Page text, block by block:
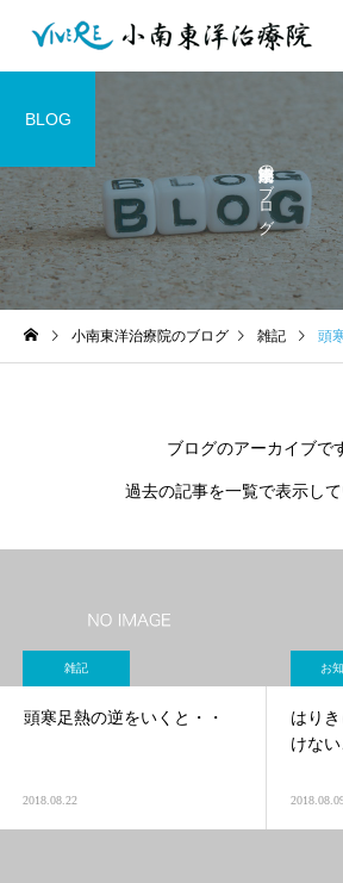
小南東洋治療院のブログ
BLOG
小南東洋治療院のブログ 雑記 頭
ブログのアーカイブで
過去の記事を一覧で表示して
雑記
頭寒足熱の逆をいくと・・
2018.08.22
お
はり
けない